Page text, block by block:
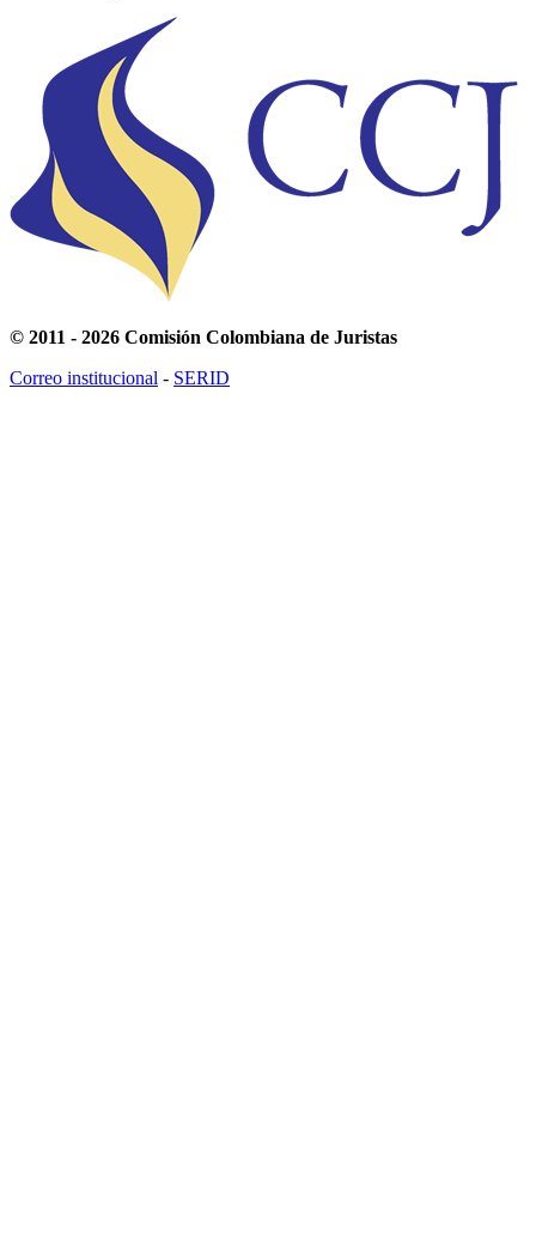
© 2011 - 2026 Comisión Colombiana de Juristas
Correo institucional - SERID